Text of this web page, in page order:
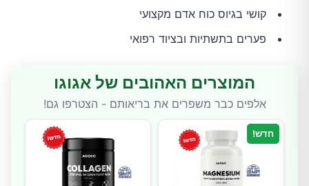
קושי בגיוס כוח אדם מקצועי
פערים בתשתיות ובציוד רפואי
המוצרים האהובים של אגוגו
אלפים כבר משפרים את בריאותם - הצטרפו גם!
חדש!